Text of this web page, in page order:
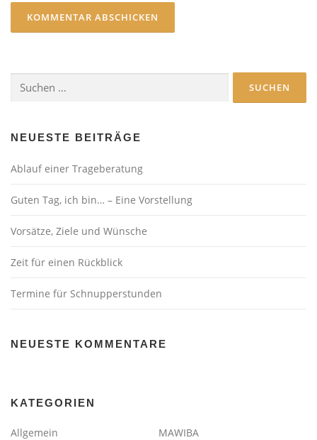
nach:
NEUESTE BEITRÄGE
Ablauf einer Trageberatung
Guten Tag, ich bin… – Eine Vorstellung
Vorsätze, Ziele und Wünsche
Zeit für einen Rückblick
Termine für Schnupperstunden
NEUESTE KOMMENTARE
KATEGORIEN
Allgemein
MAWIBA